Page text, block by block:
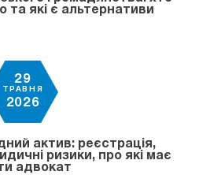
та які є альтернативи
29
ТРАВНЯ
2026
актив: реєстрація,
ризики, про які має
адвокат